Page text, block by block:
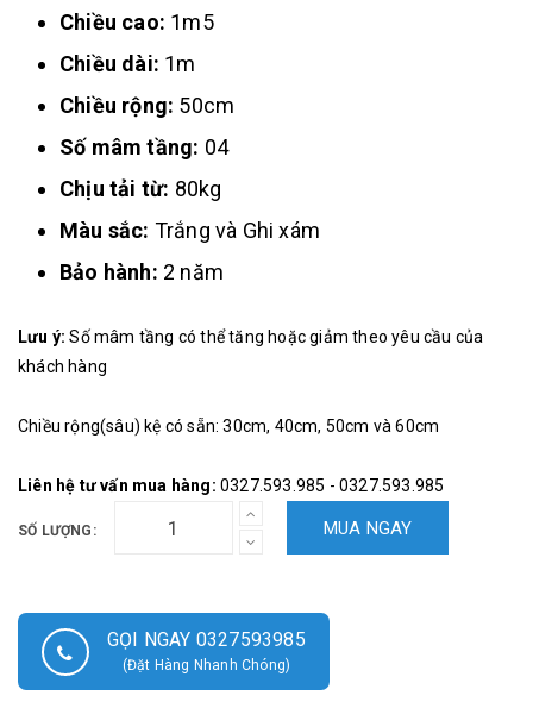
Chiều cao: 1m5
Chiều dài: 1m
Chiều rộng: 50cm
Số mâm tầng: 04
Chịu tải từ: 80kg
Màu sắc: Trắng và Ghi xám
Bảo hành: 2 năm
Lưu ý: Số mâm tầng có thể tăng hoặc giảm theo yêu cầu của
khách hàng
Chiều rộng(sâu) kệ có sẵn: 30cm, 40cm, 50cm và 60cm
Liên hệ tư vấn mua hàng: 0327.593.985 - 0327.593.985
SỐ LƯỢNG: MUA NGAY
GỌI NGAY 0327593985
(Đặt Hàng Nhanh Chóng)